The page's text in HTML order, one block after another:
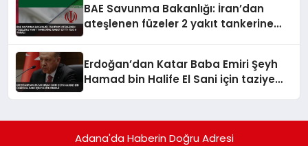
BAE Savunma Bakanlığı: İran’dan
ateşlenen füzeler 2 yakıt tankerine
Erdoğan’dan Katar Baba Emiri Şeyh
Hamad bin Halife El Sani için taziye
Adana'da Haberin Doğru Adresi